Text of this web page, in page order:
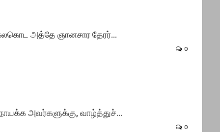
கலகொட அத்தே ஞானசார தேரர்…
0
அவர்களுக்கு, வாழ்த்துச்…
0